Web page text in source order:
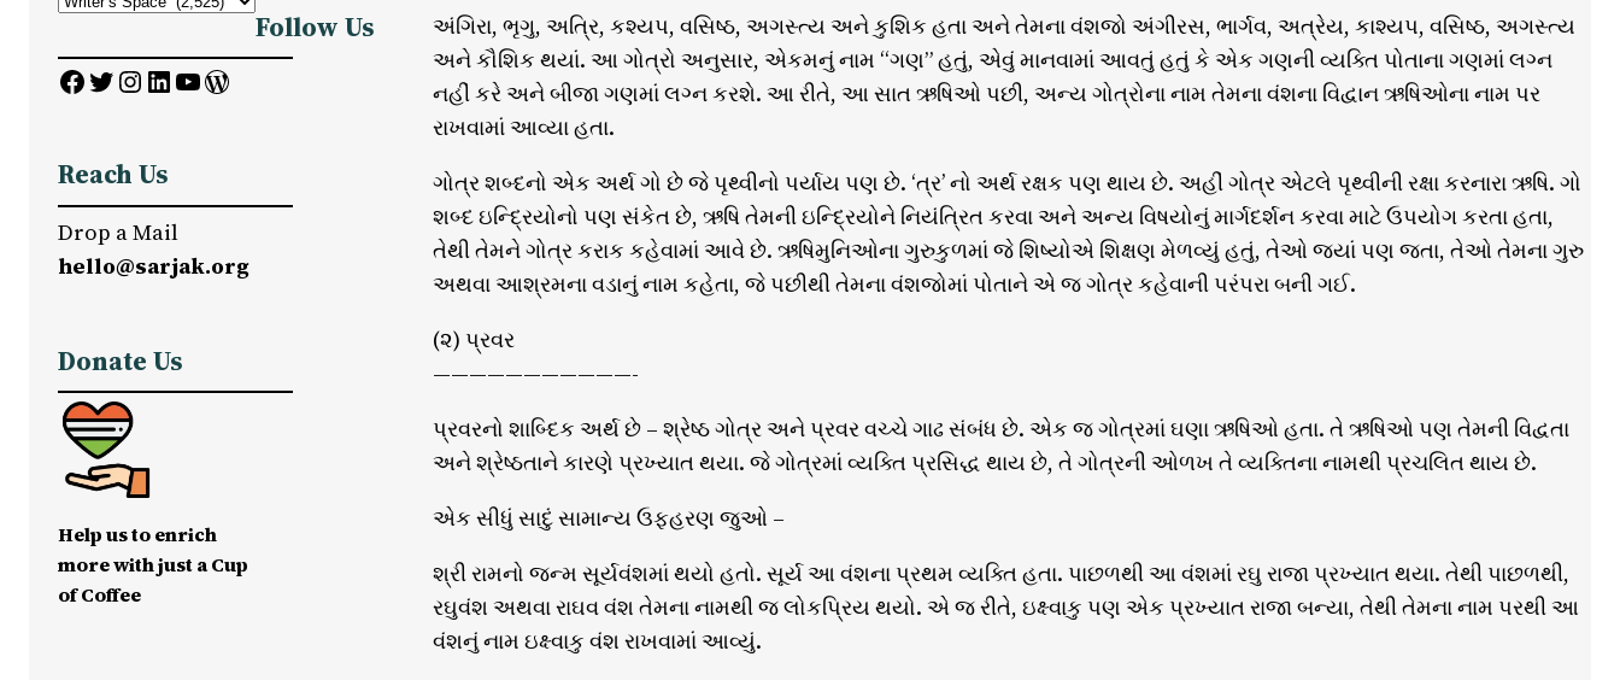
Follow Us
Facebook Twitter InstagramLinkedIn YouTube WordPress
Reach Us
Drop a Mail
hello@sarjak.org
Donate Us
Help us to enrich
more with just a Cup
of Coffee
અંગિરા, ભૃગુ, અત્રિ, કશ્યપ, વસિષ્ઠ, અગસ્ત્ય અને કુશિક હતા અને તેમના વંશજો અંગીરસ, ભાર્ગવ, અત્રેય, કાશ્યપ, વસિષ્ઠ, અગસ્ત્ય
અને કૌશિક થયાં. આ ગોત્રો અનુસાર, એકમનું નામ “ગણ” હતું, એવું માનવામાં આવતું હતું કે એક ગણની વ્યક્તિ પોતાના ગણમાં લગ્ન
નહીં કરે અને બીજા ગણમાં લગ્ન કરશે. આ રીતે, આ સાત ઋષિઓ પછી, અન્ય ગોત્રોના નામ તેમના વંશના વિદ્વાન ઋષિઓના નામ પર
રાખવામાં આવ્યા હતા.
ગોત્ર શબ્દનો એક અર્થ ગો છે જે પૃથ્વીનો પર્યાય પણ છે. ‘ત્ર’ નો અર્થ રક્ષક પણ થાય છે. અહીં ગોત્ર એટલે પૃથ્વીની રક્ષા કરનારા ઋષિ. ગો
શબ્દ ઇન્દ્રિયોનો પણ સંકેત છે, ઋષિ તેમની ઇન્દ્રિયોને નિયંત્રિત કરવા અને અન્ય વિષયોનું માર્ગદર્શન કરવા માટે ઉપયોગ કરતા હતા,
તેથી તેમને ગોત્ર કરાક કહેવામાં આવે છે. ઋષિમુનિઓના ગુરુકુળમાં જે શિષ્યોએ શિક્ષણ મેળવ્યું હતું, તેઓ જ્યાં પણ જતા, તેઓ તેમના ગુરુ
અથવા આશ્રમના વડાનું નામ કહેતા, જે પછીથી તેમના વંશજોમાં પોતાને એ જ ગોત્ર કહેવાની પરંપરા બની ગઈ.
(૨) પ્રવર
———————————-
પ્રવરનો શાબ્દિક અર્થ છે – શ્રેષ્ઠ ગોત્ર અને પ્રવર વચ્ચે ગાઢ સંબંધ છે. એક જ ગોત્રમાં ઘણા ઋષિઓ હતા. તે ઋષિઓ પણ તેમની વિદ્વતા
અને શ્રેષ્ઠતાને કારણે પ્રખ્યાત થયા. જે ગોત્રમાં વ્યક્તિ પ્રસિદ્ધ થાય છે, તે ગોત્રની ઓળખ તે વ્યક્તિના નામથી પ્રચલિત થાય છે.
એક સીધું સાદું સામાન્ય ઉફહરણ જુઓ –
શ્રી રામનો જન્મ સૂર્યવંશમાં થયો હતો. સૂર્ય આ વંશના પ્રથમ વ્યક્તિ હતા. પાછળથી આ વંશમાં રઘુ રાજા પ્રખ્યાત થયા. તેથી પાછળથી,
રઘુવંશ અથવા રાઘવ વંશ તેમના નામથી જ લોકપ્રિય થયો. એ જ રીતે, ઇક્ષ્વાકુ પણ એક પ્રખ્યાત રાજા બન્યા, તેથી તેમના નામ પરથી આ
વંશનું નામ ઇક્ષ્વાકુ વંશ રાખવામાં આવ્યું.